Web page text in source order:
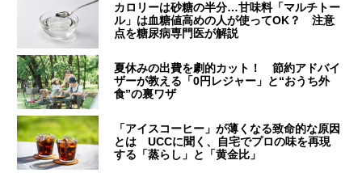
カロリーは砂糖の半分…甘味料「マルチトー
ル」は血糖値高めの人が使ってOK？ 注意
点を糖尿病専門医が解説
夏休みの出費を劇的カット！ 節約アドバイ
ザーが教える「0円レジャー」と“おうち外
食”の裏ワザ
「アイスコーヒー」が薄くなる致命的な原因
とは UCCに聞く、自宅でプロの味を再現
する「蒸らし」と「黄金比」